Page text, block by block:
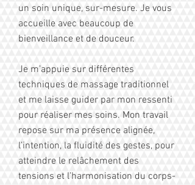
un soin unique, sur-mesure. Je vous
accueille avec beaucoup de
bienveillance et de douceur.
Je m’appuie sur différentes
techniques de massage traditionnel
et me laisse guider par mon ressenti
pour réaliser mes soins. Mon travail
repose sur ma présence alignée,
l’intention, la fluidité des gestes, pour
atteindre le relâchement des
tensions et l’harmonisation du corps-